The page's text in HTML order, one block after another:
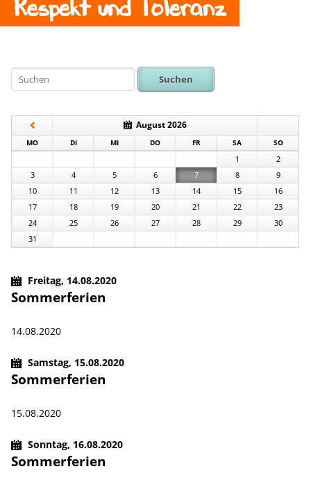
Suchen
August 2026
MONTAG DIENSTAG MITTWOCH DONNERSTAG
FREITAG SA SONNTAG
1
2
3
4 5 6 7 8
9
10
11 12 13 14 15
16
17
18 19 20 21 22
23
24
25 26 27 28 29
30
31
Freitag, 14.08.2020
Sommerferien
14.08.2020
Samstag, 15.08.2020
Sommerferien
15.08.2020
Sonntag, 16.08.2020
Sommerferien